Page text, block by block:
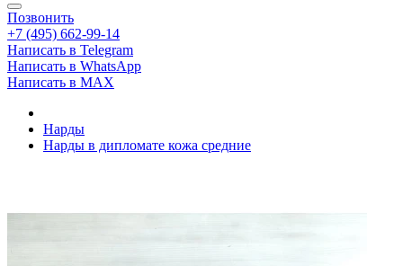
Позвонить
+7 (495) 662-99-14
Написать в Telegram
Написать в WhatsApp
Написать в MAX
Нарды
Нарды в дипломате кожа средние